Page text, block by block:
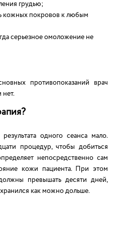
грудью;
кожных покровов к любым
серьезное омоложение не
противопоказаний врач
нет.
одного сеанса мало.
процедур, чтобы добиться
непосредственно сам
кожи пациента. При этом
превышать десяти дней,
как можно дольше.